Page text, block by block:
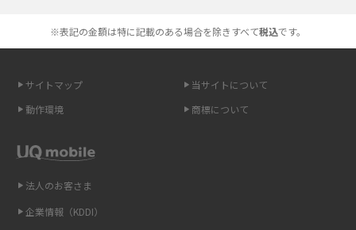
高校生にスマホ制限は必要？所持率やメリット・デメリットを詳しく紹介
トを解説
スマホや携帯端末の通信速度制限とは？回避のコツや解除のタイミング・
LINEの通知がこない時の原因と対処法9選！設定の確認手順も解説
※表記の金額は特に記載のある場合を除きすべて税込です。
サイトマップ
当サイトについて
動作環境
商標について
法人のお客さま
企業情報（KDDI）